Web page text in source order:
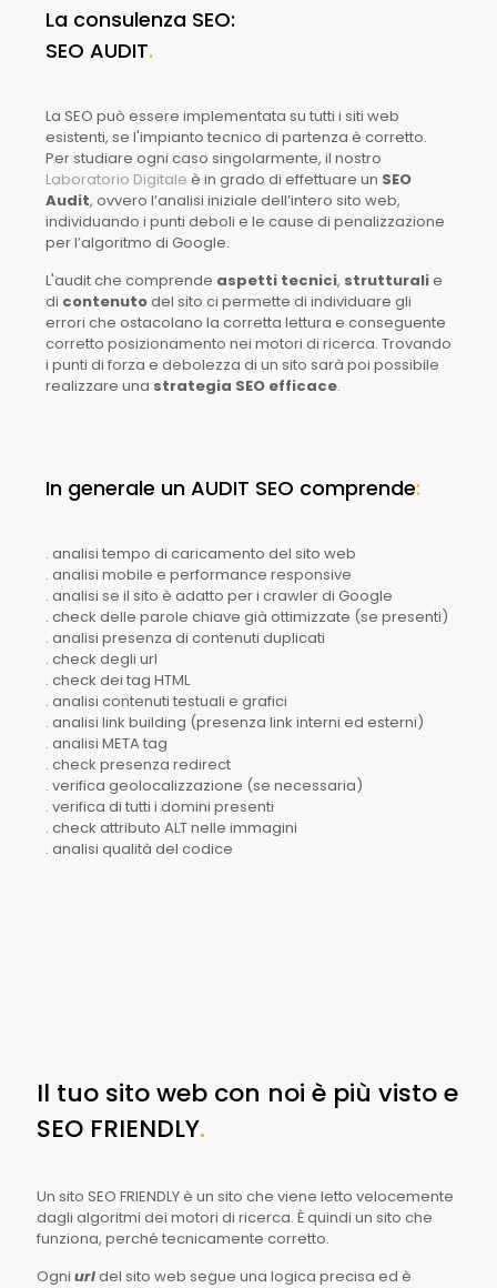
La consulenza SEO:
SEO AUDIT.
La SEO può essere implementata su tutti i siti web
esistenti, se l'impianto tecnico di partenza è corretto.
Per studiare ogni caso singolarmente, il nostro
Laboratorio Digitale è in grado di effettuare un SEO
Audit, ovvero l’analisi iniziale dell’intero sito web,
individuando i punti deboli e le cause di penalizzazione
per l’algoritmo di Google.
L'audit che comprende aspetti tecnici, strutturalie
di contenutodel sito ci permette di individuare gli
errori che ostacolano la corretta lettura e conseguente
corretto posizionamento nei motori di ricerca. Trovando
i punti di forza e debolezza di un sito sarà poi possibile
realizzare una strategia SEO efficace.
In generale un AUDIT SEO comprende:
. analisi tempo di caricamento del sito web
. analisi mobile e performance responsive
. analisi se il sito è adatto per i crawler di Google
. check delle parole chiave già ottimizzate (se presenti)
. analisi presenza di contenuti duplicati
. check degli url
. check dei tag HTML
. analisi contenuti testuali e grafici
. analisi link building (presenza link interni ed esterni)
. analisi META tag
. check presenza redirect
. verifica geolocalizzazione (se necessaria)
. verifica di tutti i domini presenti
. check attributo ALT nelle immagini
. analisi qualità del codice
Il tuo sito web con noi è più visto e
SEO FRIENDLY.
Un sito SEO FRIENDLY è un sito che viene letto velocemente
dagli algoritmi dei motori di ricerca. È quindi un sito che
funziona, perché tecnicamente corretto.
Ogni urldel sito web segue una logica precisa ed è